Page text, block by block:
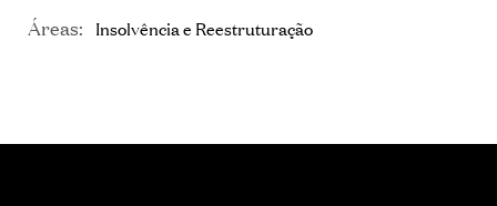
Áreas: Insolvência e Reestruturação